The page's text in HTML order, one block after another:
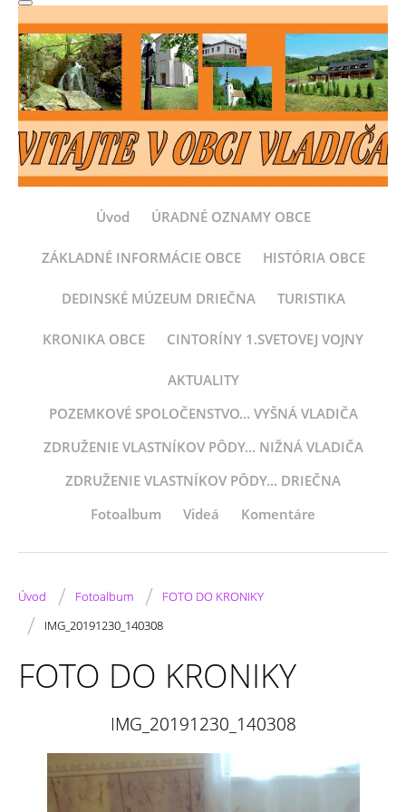
Úvod ÚRADNÉ OZNAMY OBCE
ZÁKLADNÉ INFORMÁCIE OBCE HISTÓRIA OBCE
DEDINSKÉ MÚZEUM DRIEČNA TURISTIKA
KRONIKA OBCE CINTORÍNY 1.SVETOVEJ VOJNY
AKTUALITY
POZEMKOVÉ SPOLOČENSTVO... VYŠNÁ VLADIČA
ZDRUŽENIE VLASTNÍKOV PÔDY... NIŽNÁ VLADIČA
ZDRUŽENIE VLASTNÍKOV PÔDY... DRIEČNA
Fotoalbum
Videá Komentáre
Úvod / Fotoalbum / FOTO DO KRONIKY
/ IMG_20191230_140308
FOTO DO KRONIKY
IMG_20191230_140308